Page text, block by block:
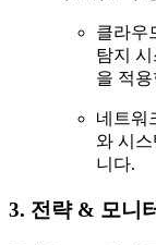
클라우
탐지
을 적
네트워
와 시
니다.
3. 전략 & 모니